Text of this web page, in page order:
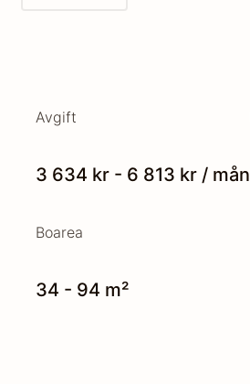
Avgift
3 634 kr - 6 813 kr / mån
Boarea
34 - 94 m²